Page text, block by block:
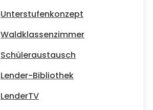
Unterstufenkonzept
Waldklassenzimmer
Schüleraustausch
Lender-Bibliothek
LenderTV